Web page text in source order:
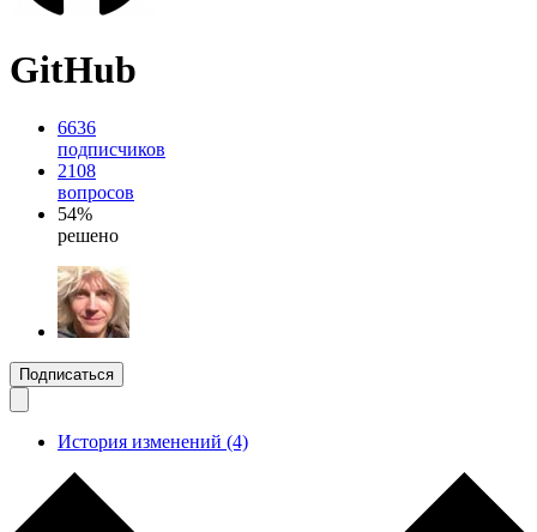
GitHub
6636
подписчиков
2108
вопросов
54%
решено
Подписаться
История изменений (4)